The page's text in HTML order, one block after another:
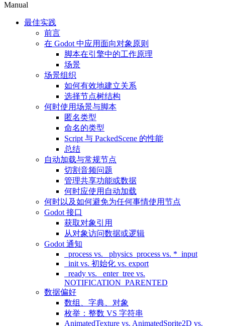
Manual
最佳实践
前言
在 Godot 中应用面向对象原则
脚本在引擎中的工作原理
场景
场景组织
如何有效地建立关系
选择节点树结构
何时使用场景与脚本
匿名类型
命名的类型
Script 与 PackedScene 的性能
总结
自动加载与常规节点
切割音频问题
管理共享功能或数据
何时应使用自动加载
何时以及如何避免为任何事情使用节点
Godot 接口
获取对象引用
从对象访问数据或逻辑
Godot 通知
_process vs. _physics_process vs. *_input
_init vs. 初始化 vs. export
_ready vs. _enter_tree vs.
NOTIFICATION_PARENTED
数据偏好
数组、字典、对象
枚举：整数 VS 字符串
AnimatedTexture vs. AnimatedSprite2D vs.